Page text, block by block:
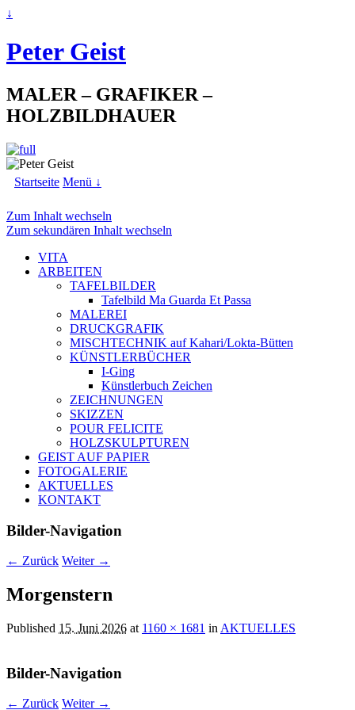
↓
Peter Geist
MALER – GRAFIKER –
HOLZBILDHAUER
Startseite Menü ↓
Zum Inhalt wechseln
Zum sekundären Inhalt wechseln
VITA
ARBEITEN
TAFELBILDER
Tafelbild Ma Guarda Et Passa
MALEREI
DRUCKGRAFIK
MISCHTECHNIK auf Kahari/Lokta-Bütten
KÜNSTLERBÜCHER
I-Ging
Künstlerbuch Zeichen
ZEICHNUNGEN
SKIZZEN
POUR FELICITE
HOLZSKULPTUREN
GEIST AUF PAPIER
FOTOGALERIE
AKTUELLES
KONTAKT
Bilder-Navigation
← Zurück Weiter →
Morgenstern
Published 15. Juni 2026 at 1160 × 1681 in AKTUELLES
Bilder-Navigation
← Zurück Weiter →